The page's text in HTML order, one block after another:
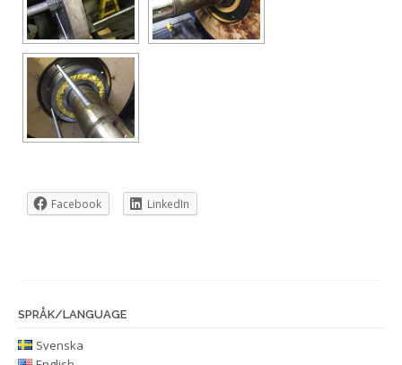
Facebook LinkedIn
SPRÅK/LANGUAGE
Svenska